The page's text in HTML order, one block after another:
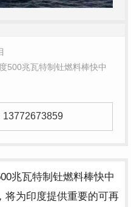
500兆瓦特制钍燃料棒快中
13772673859
兆瓦特制钍燃料棒快中
将为印度提供重要的可再